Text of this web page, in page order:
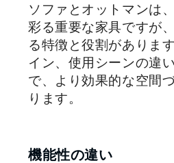
ソファとオットマンは
彩る重要な家具ですが
る特徴と役割がありま
イン、使用シーンの違
で、より効果的な空間
ります。
機能性の違い